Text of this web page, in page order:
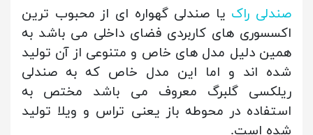
صندلی راک یا صندلی گهواره ای از محبوب ترین
اکسسوری های کاربردی فضای داخلی می باشد به
همین دلیل مدل های خاص و متنوعی از آن تولید
شده اند و اما این مدل خاص که به صندلی
ریلکسی گلبرگ معروف می باشد مختص به
استفاده در محوطه باز یعنی تراس و ویلا تولید
شده است.